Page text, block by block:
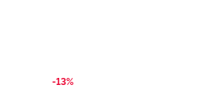
-13%
Słowacki / EUR